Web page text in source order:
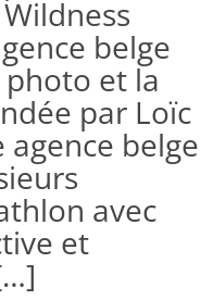
belge
photo et la
par Loïc
belge
avec
et